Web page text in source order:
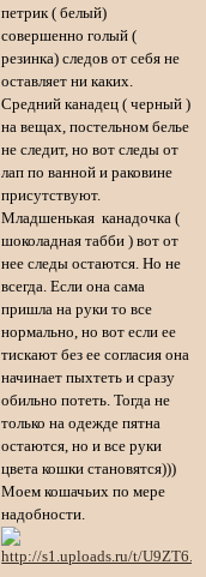
петрик ( белый)
совершенно голый (
резинка) следов от себя не
оставляет ни каких.
Средний канадец ( черный )
на вещах, постельном белье
не следит, но вот следы от
лап по ванной и раковине
присутствуют.
Младшенькая канадочка (
шоколадная табби ) вот от
нее следы остаются. Но не
всегда. Если она сама
пришла на руки то все
нормально, но вот если ее
тискают без ее согласия она
начинает пыхтеть и сразу
обильно потеть. Тогда не
только на одежде пятна
остаются, но и все руки
цвета кошки становятся)))
Моем кошачьих по мере
надобности.